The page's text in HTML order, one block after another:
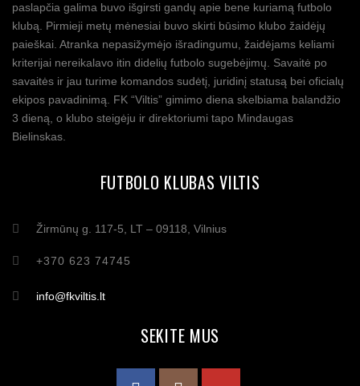
paslapčia galima buvo išgirsti gandų apie bene kuriamą futbolo
klubą. Pirmieji metų mėnesiai buvo skirti būsimo klubo žaidėjų
paieškai. Atranka nepasižymėjo išradingumu, žaidėjams keliami
kriterijai nereikalavo itin didelių futbolo sugebėjimų. Savaitė po
savaitės ir jau turime komandos sudėtį, juridinį statusą bei oficialų
ekipos pavadinimą. FK “Viltis” gimimo diena skelbiama balandžio
3 dieną, o klubo steigėju ir direktoriumi tapo Mindaugas
Bielinskas.
FUTBOLO KLUBAS VILTIS
Žirmūnų g. 117-5, LT – 09118, Vilnius
+370 623 74745
info@fkviltis.lt
SEKITE MUS